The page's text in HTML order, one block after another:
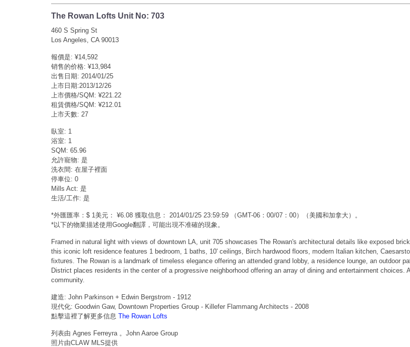
The Rowan Lofts Unit No: 703
460 S Spring St
Los Angeles, CA 90013
報價是: ¥14,592
销售的价格: ¥13,984
出售日期: 2014/01/25
上市日期:2013/12/26
上市價格/SQM: ¥221.22
租賃價格/SQM: ¥212.01
上市天數: 27
臥室: 1
浴室: 1
SQM: 65.96
允許寵物: 是
洗衣間: 在屋子裡面
停車位: 0
Mills Act: 是
生活/工作: 是
*外匯匯率：$ 1美元： ¥6.08 獲取信息： 2014/01/25 23:59:59 （GMT-06：00/07：00）（美國和加拿大）。
*以下的物業描述使用Google翻譯，可能出現不准確的現象。
Framed in natural light with views of downtown LA, unit 705 showcases The Rowan's architectural details like exposed
this iconic loft residence features 1 bedroom, 1 baths, 10' ceilings, Birch hardwood floors, modern Italian kitchen,
fixtures. The Rowan is a landmark of timeless elegance offering an attended grand lobby, a residence lounge, an outdoor
District places residents in the center of a progressive neighborhood offering an array of dining and entertainment
community.
建造: John Parkinson + Edwin Bergstrom - 1912
現代化: Goodwin Gaw, Downtown Properties Group - Killefer Flammang Architects - 2008
點擊這裡了解更多信息 The Rowan Lofts
列表由 Agnes Ferreyra 。John Aaroe Group
照片由CLAW MLS提供